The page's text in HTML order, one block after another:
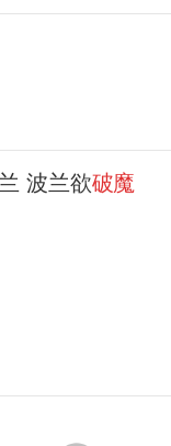
波兰欲破魔